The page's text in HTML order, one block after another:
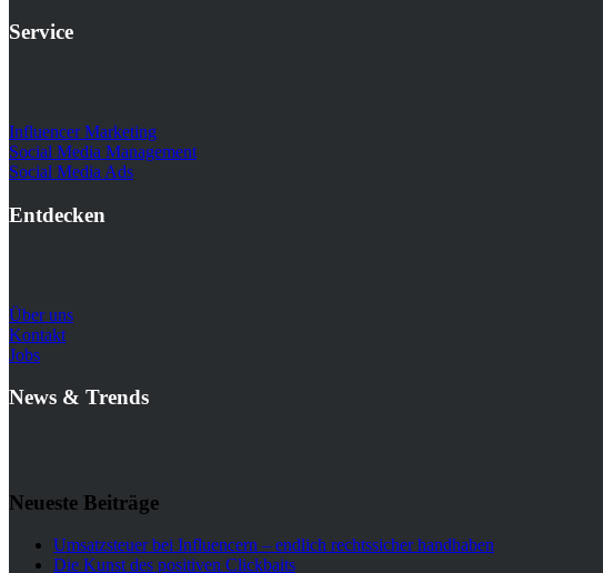
Service
Influencer Marketing
Social Media Management
Social Media Ads
Entdecken
Über uns
Kontakt
Jobs
News & Trends
Neueste Beiträge
Umsatzsteuer bei Influencern – endlich rechtssicher handhaben
Die Kunst des positiven Clickbaits